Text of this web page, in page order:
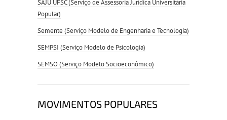
SAJU UFSC (Serviço de Assessoria Jurídica Universitária
Popular)
Semente (Serviço Modelo de Engenharia e Tecnologia)
SEMPSI (Serviço Modelo de Psicologia)
SEMSO (Serviço Modelo Socioeconômico)
MOVIMENTOS POPULARES